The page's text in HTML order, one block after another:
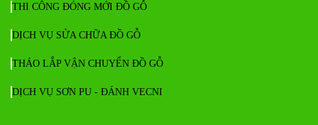
THI CÔNG ĐÓNG MỚI ĐỒ GỖ
DỊCH VỤ SỬA CHỮA ĐỒ GỖ
THÁO LẮP VẬN CHUYỂN ĐỒ GỖ
DỊCH VỤ SƠN PU - ĐÁNH VECNI